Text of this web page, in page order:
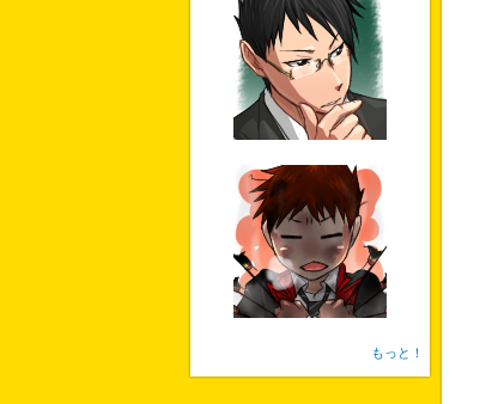
もっと！